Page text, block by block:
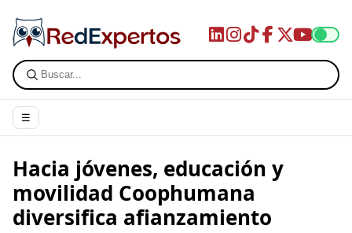
☰
Hacia jóvenes, educación y
movilidad Coophumana
diversifica afianzamiento